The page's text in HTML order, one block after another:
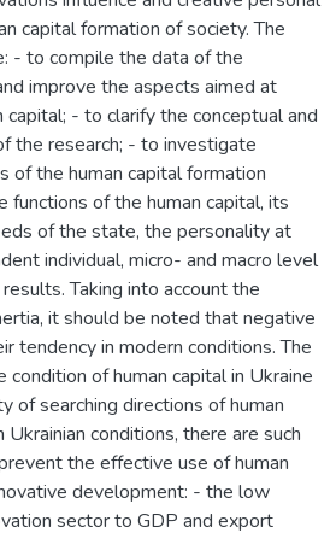
capital formation of society. The
- to compile the data of the
improve the aspects aimed at
- to clarify the conceptual and
the research; - to investigate
of the human capital formation
functions of the human capital, its
of the state, the personality at
individual, micro- and macro level
Taking into account the
it should be noted that negative
tendency in modern conditions. The
of human capital in Ukraine
of searching directions of human
conditions, there are such
the effective use of human
development: - the low
sector to GDP and export